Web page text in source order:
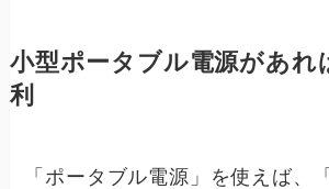
小型ポータブル電源があれ
利
「ポータブル電源」を使えば、